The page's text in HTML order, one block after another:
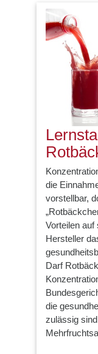
die
vorstellbar,
Vorteilen
Hersteller
Darf
die
zulässig